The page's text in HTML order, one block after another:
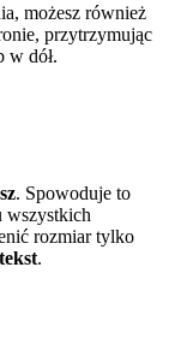
możesz również
przytrzymując
w dół.
. Spowoduje to
wszystkich
rozmiar tylko
.